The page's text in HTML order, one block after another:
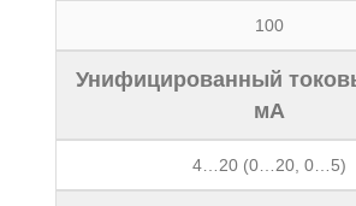
100
Унифицированный
мА
4…20 (0…20, 0…5)